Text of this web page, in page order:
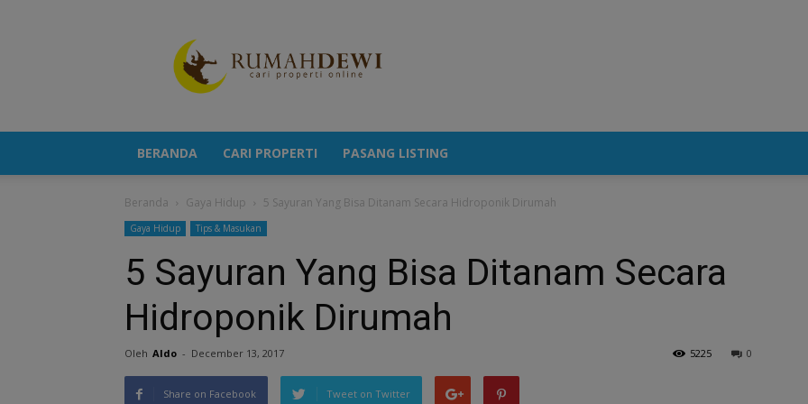
Berita
Properti
Terkini
BERANDA CARI PROPERTI PASANG LISTING
Beranda Gaya Hidup 5 Sayuran Yang Bisa Ditanam Secara Hidroponik Dirumah
Gaya Hidup Tips & Masukan
5 Sayuran Yang Bisa Ditanam Secara
Hidroponik Dirumah
Oleh Aldo - December 13, 2017 0
5225
Share on Facebook Tweet on Twitter